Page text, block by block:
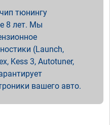
тюнингу
8 лет. Мы
(Launch,
Kess 3, Autotuner,
вашего авто.